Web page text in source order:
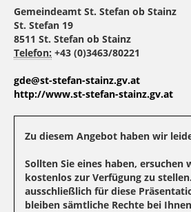
Gemeindeamt St. Stefan ob Stainz
St. Stefan 19
8511 St. Stefan ob Stainz
Telefon: +43 (0)3463/80221
gde@st-stefan-stainz.gv.at
http://www.st-stefan-stainz.gv.at
Zu diesem Angebot haben wir
Sollten Sie eines haben, ersuchen
kostenlos zur Verfügung zu
ausschließlich für diese
bleiben sämtliche Rechte bei